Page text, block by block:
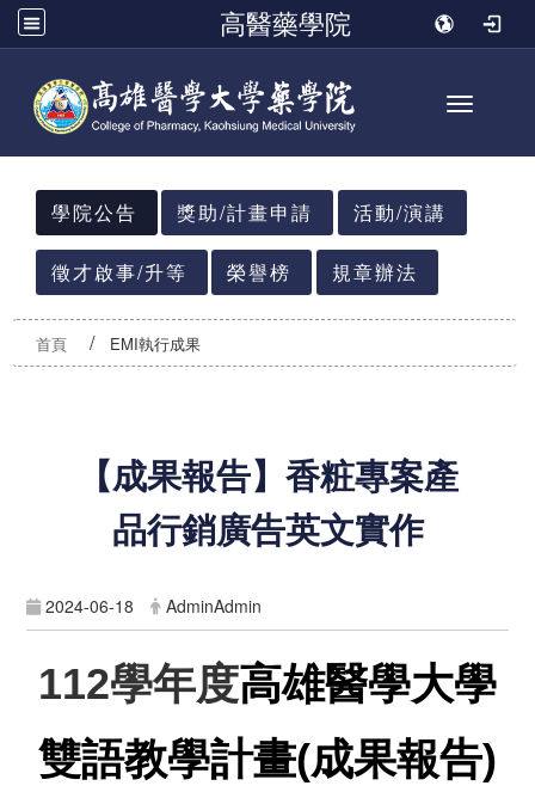
高醫藥學院
Toggle
:::
學院公告
獎助/計畫申請 活動/演講
徵才啟事/升等 榮譽榜 規章辦法
首頁 EMI執行成果
【成果報告】香粧專案產
品行銷廣告英文實作
2024-06-18 AdminAdmin
112學年度高雄醫學大學
雙語教學計畫(成果報告)